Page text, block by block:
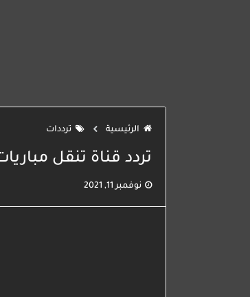
الرئيسية ترددات
تردد قناة تنقل مباريات
نوفمبر 11, 2021